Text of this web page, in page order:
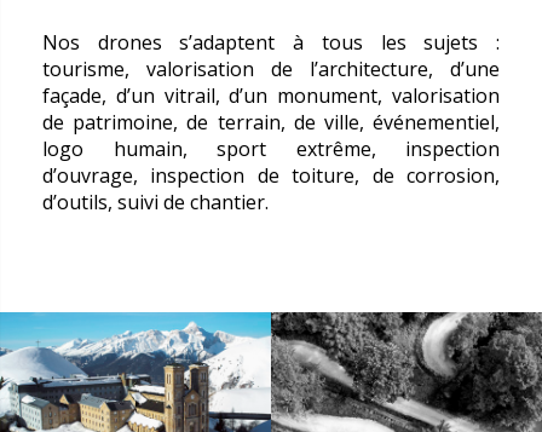
Nos drones s’adaptent à tous les sujets :
tourisme, valorisation de l’architecture, d’une
façade, d’un vitrail, d’un monument, valorisation
de patrimoine, de terrain, de ville, événementiel,
logo humain, sport extrême, inspection
d’ouvrage, inspection de toiture, de corrosion,
d’outils, suivi de chantier.